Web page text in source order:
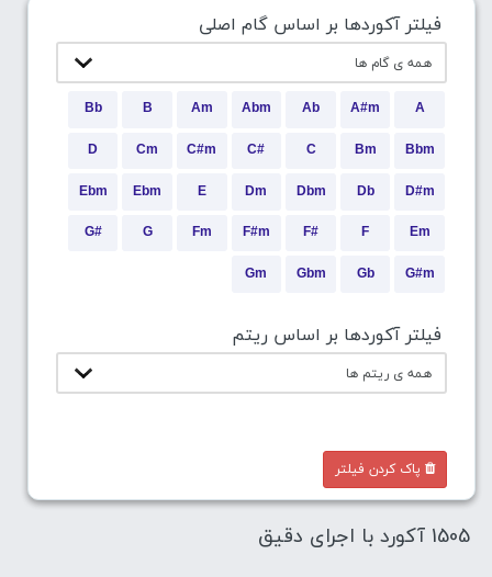
فیلتر آکوردها بر اساس گام اصلی
A
A#m
Ab
Abm
Am
B
Bb
Bbm
Bm
C
C#
C#m
Cm
D
D#m
Db
Dbm
Dm
E
Ebm
Ebm
Em
F
F#
F#m
Fm
G
G#
G#m
Gb
Gbm
Gm
فیلتر آکوردها بر اساس ریتم
پاک کردن فیلتر
1505 آکورد با اجرای دقیق